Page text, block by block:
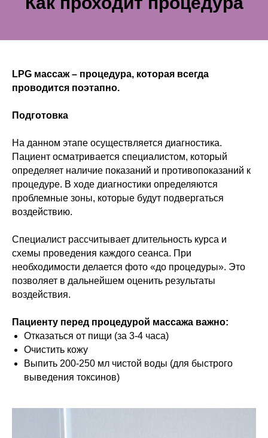
LPG массаж – процедура, которая всегда
проводится поэтапно.
Подготовка
На данном этапе осуществляется диагностика.
Пациент осматривается специалистом, который
определяет наличие показаний и противопоказаний к
процедуре. В ходе диагностики определяются
проблемные зоны, которые будут подвергаться
воздействию.
Специалист рассчитывает длительность курса и
схемы проведения каждого сеанса. При
необходимости делается фото «до процедуры». Это
позволяет в дальнейшем оценить результаты
воздействия.
Пациенту перед процедурой массажа важно:
Отказаться от пищи (за 3-4 часа)
Очистить кожу
Выпить 200-250 мл чистой воды (для быстрого
выведения токсинов)